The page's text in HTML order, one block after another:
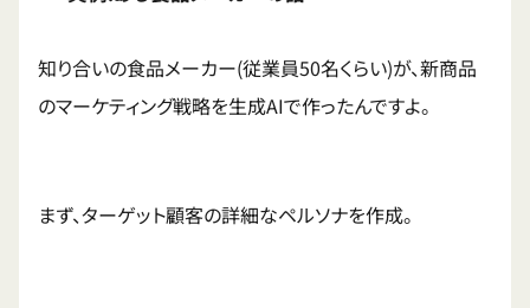
知り合いの食品メーカー(従業員50名くらい)が、新商品
のマーケティング戦略を生成AIで作ったんですよ。
まず、ターゲット顧客の詳細なペルソナを作成。